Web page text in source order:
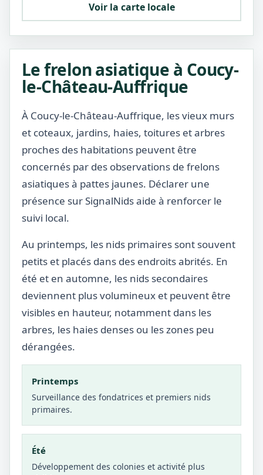
Voir la carte locale
Le frelon asiatique à Coucy-
le-Château-Auffrique
À Coucy-le-Château-Auffrique, les vieux murs
et coteaux, jardins, haies, toitures et arbres
proches des habitations peuvent être
concernés par des observations de frelons
asiatiques à pattes jaunes. Déclarer une
présence sur SignalNids aide à renforcer le
suivi local.
Au printemps, les nids primaires sont souvent
petits et placés dans des endroits abrités. En
été et en automne, les nids secondaires
deviennent plus volumineux et peuvent être
visibles en hauteur, notamment dans les
arbres, les haies denses ou les zones peu
dérangées.
Printemps
Surveillance des fondatrices et premiers nids
primaires.
Été
Développement des colonies et activité plus